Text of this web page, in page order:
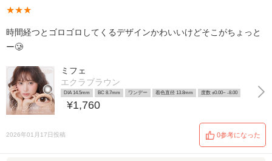
★★★
時間経つとゴロゴロしてくるデザインかわいいけどそこがちょっと
ー🥲
ミフェ
エクラブラウン
DIA 14.5mm BC 8.7mm ワンデー 着色直径 13.8mm 度数 ±0.00~ -8.00
¥1,760
2026年01月17日投稿 0参考になった